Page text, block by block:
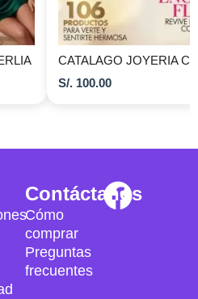
S/. 100.00
Contáctanos
Cómo
comprar
Preguntas
frecuentes
F